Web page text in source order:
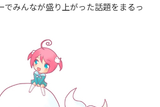
でみんなが盛り上がった話題をまるっ